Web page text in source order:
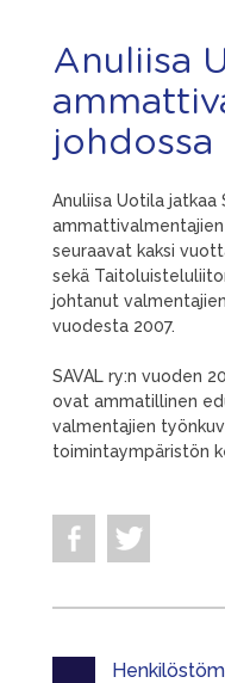
Anuliisa
johdossa
Anuliisa Uotila jatkaa
ammattivalmentajien
seuraavat kaksi
sekä
johtanut
vuodesta 2007.
SAVAL ry:n vuoden
ovat ammatillinen
valmentajien
toimintaympäristön